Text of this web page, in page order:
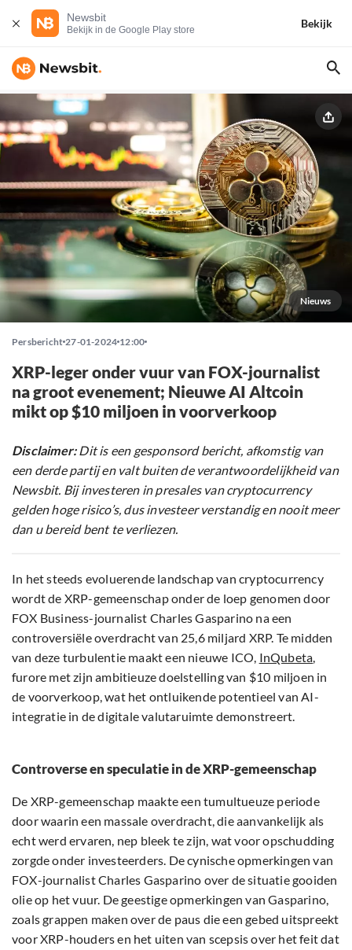
Newsbit
Bekijk in de Google Play store
Bekijk
Nieuws
Persbericht 27-01-2024 12:00
XRP-leger onder vuur van FOX-journalist
na groot evenement; Nieuwe AI Altcoin
mikt op $10 miljoen in voorverkoop
Disclaimer:Dit is een gesponsord bericht, afkomstig van
een derde partij en valt buiten de verantwoordelijkheid van
Newsbit. Bij investeren in presales van cryptocurrency
gelden hoge risico’s, dus investeer verstandig en nooit meer
dan u bereid bent te verliezen.
In het steeds evoluerende landschap van cryptocurrency
wordt de XRP-gemeenschap onder de loep genomen door
FOX Business-journalist Charles Gasparino na een
controversiële overdracht van 25,6 miljard XRP. Te midden
van deze turbulentie maakt een nieuwe ICO, InQubeta,
furore met zijn ambitieuze doelstelling van $10 miljoen in
de voorverkoop, wat het ontluikende potentieel van AI-
integratie in de digitale valutaruimte demonstreert.
Controverse en speculatie in de XRP-gemeenschap
De XRP-gemeenschap maakte een tumultueuze periode
door waarin een massale overdracht, die aanvankelijk als
echt werd ervaren, nep bleek te zijn, wat voor opschudding
zorgde onder investeerders. De cynische opmerkingen van
FOX-journalist Charles Gasparino over de situatie gooiden
olie op het vuur. De geestige opmerkingen van Gasparino,
zoals grappen maken over de paus die een gebed uitspreekt
voor XRP-houders en het uiten van scepsis over het feit dat